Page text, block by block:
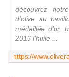
découvrez
d'olive au
médaillée d'or,
2016 l'huile ...